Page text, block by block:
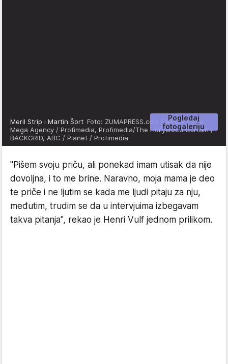
Pogledaj
fotogaleriju
Meril Strip i Martin Šort Foto: ZUMAPRESS.com / MEGA / The
Mega Agency / Profimedia, Profimedia/The Hollywood Curtain /
BACKGRID, ABC / Planet / Profimedia
"Pišem svoju priču, ali ponekad imam utisak da nije
dovoljna, i to me brine. Naravno, moja mama je deo
te priče i ne ljutim se kada me ljudi pitaju za nju,
međutim, trudim se da u intervjuima izbegavam
takva pitanja", rekao je Henri Vulf jednom prilikom.